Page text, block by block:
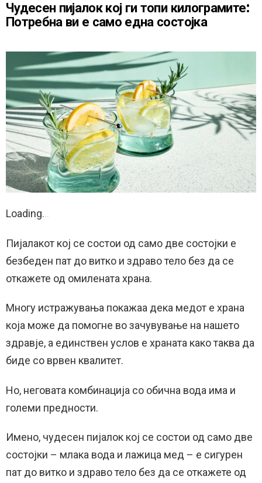
Чудесен пијалок кој ги топи килограмите:
Потребна ви е само една состојка
Loading...
Пијалакот кој се состои од само две состојки е
безбеден пат до витко и здраво тело без да се
откажете од омилената храна.
Многу истражувања покажаа дека медот е храна
која може да помогне во зачувување на нашето
здравје, а единствен услов е храната како таква да
биде со врвен квалитет.
Но, неговата комбинација со обична вода има и
големи предности.
Имено, чудесен пијалок кој се состои од само две
состојки – млака вода и лажица мед – е сигурен
пат до витко и здраво тело без да се откажете од